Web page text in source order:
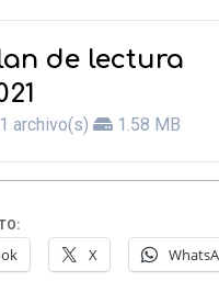
de lectura
1 archivo(s) 1.58 MB
X